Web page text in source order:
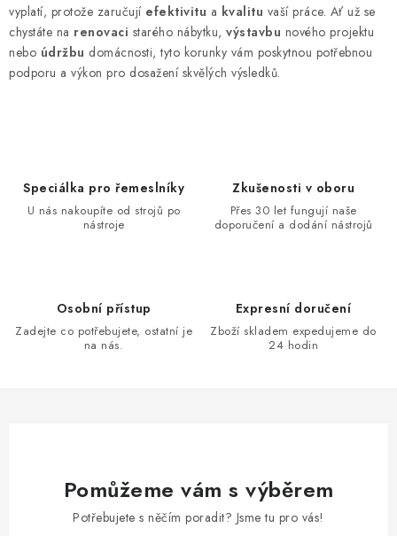
vyplatí, protože zaručují efektivitu a kvalitu vaší práce. Ať už se
chystáte na renovaci starého nábytku, výstavbu nového projektu
nebo údržbu domácnosti, tyto korunky vám poskytnou potřebnou
podporu a výkon pro dosažení skvělých výsledků.
Speciálka pro řemeslníky
U nás nakoupíte od strojů po
nástroje
Zkušenosti v oboru
Přes 30 let fungují naše
doporučení a dodání nástrojů
Osobní přístup
Zadejte co potřebujete, ostatní je
na nás.
Expresní doručení
Zboží skladem expedujeme do
24 hodin
Pomůžeme vám s výběrem
Potřebujete s něčím poradit? Jsme tu pro vás!